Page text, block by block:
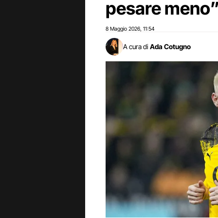
pesare
8 Maggio 2026 11:54
A cura di Ada Cotugno